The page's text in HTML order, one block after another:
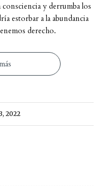
y derrumba los
estorbar a la abundancia
derecho.
2022